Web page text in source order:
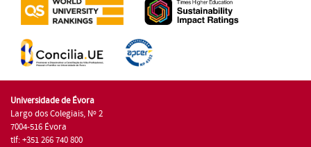
Universidade de Évora
Largo dos Colegiais, Nº 2
7004-516 Évora
tlf: +351 266 740 800